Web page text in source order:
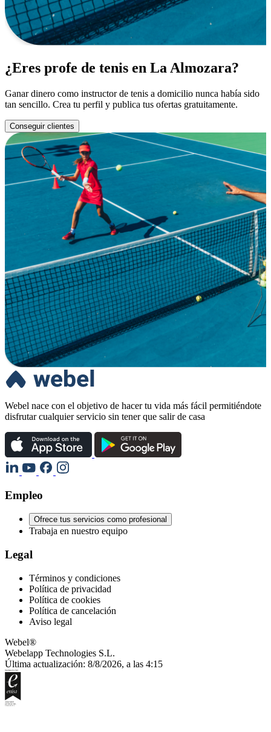
¿Eres profe de tenis en La Almozara?
Ganar dinero como instructor de tenis a domicilio nunca había sido
tan sencillo. Crea tu perfil y publica tus ofertas gratuitamente.
Conseguir clientes
Webel nace con el objetivo de hacer tu vida más fácil permitiéndote
disfrutar cualquier servicio sin tener que salir de casa
Empleo
Ofrece tus servicios como profesional
Trabaja en nuestro equipo
Legal
Términos y condiciones
Política de privacidad
Política de cookies
Política de cancelación
Aviso legal
Webel®
Webelapp Technologies S.L.
Última actualización: 8/8/2026, a las 4:15